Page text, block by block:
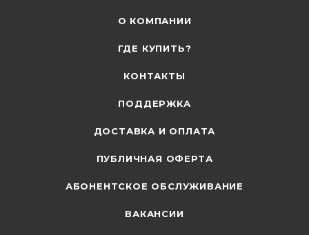
О КОМПАНИИ
ГДЕ КУПИТЬ?
КОНТАКТЫ
ПОДДЕРЖКА
ДОСТАВКА И ОПЛАТА
ПУБЛИЧНАЯ ОФЕРТА
АБОНЕНТСКОЕ ОБСЛУЖИВАНИЕ
ВАКАНСИИ